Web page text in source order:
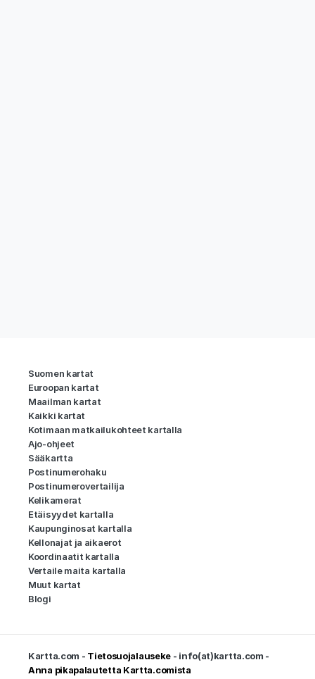
Suomen kartat
Euroopan kartat
Maailman kartat
Kaikki kartat
Kotimaan matkailukohteet kartalla
Ajo-ohjeet
Sääkartta
Postinumerohaku
Postinumerovertailija
Kelikamerat
Etäisyydet kartalla
Kaupunginosat kartalla
Kellonajat ja aikaerot
Koordinaatit kartalla
Vertaile maita kartalla
Muut kartat
Blogi
Kartta.com - Tietosuojalauseke - info(at)kartta.com -
Anna pikapalautetta Kartta.comista